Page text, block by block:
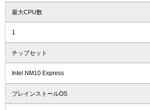
最大CPU数
1
チップセット
Intel NM10 Express
プレインストールOS